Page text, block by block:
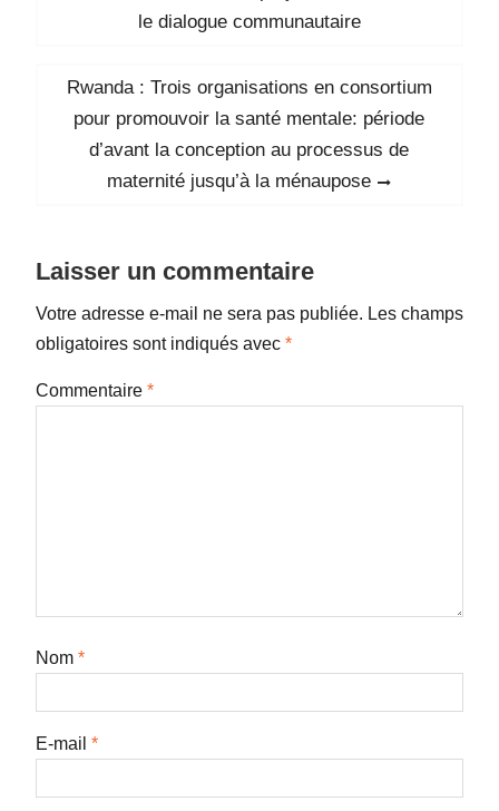
le dialogue communautaire
Next
post:
Rwanda : Trois organisations en consortium
pour promouvoir la santé mentale: période
d’avant la conception au processus de
maternité jusqu’à la ménaupose
Laisser un commentaire
Votre adresse e-mail ne sera pas publiée. Les champs
obligatoires sont indiqués avec *
Commentaire *
Nom *
E-mail *